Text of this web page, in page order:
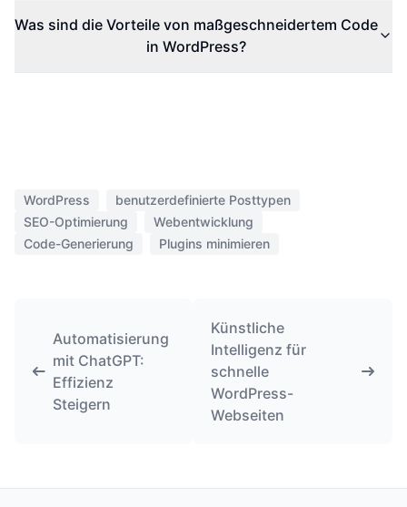
Was sind die Vorteile von maßgeschneidertem Code
in WordPress?
WordPress
benutzerdefinierte Posttypen
SEO-Optimierung
Webentwicklung
Code-Generierung
Plugins minimieren
Automatisierung
mit ChatGPT:
Effizienz
Steigern
Künstliche
Intelligenz für
schnelle
WordPress-
Webseiten